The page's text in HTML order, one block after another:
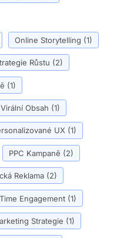
Online Storytelling (1)
Růstu (2)
(1)
Obsah (1)
UX (1)
PPC Kampaně (2)
Reklama (2)
Engagement (1)
Strategie (1)